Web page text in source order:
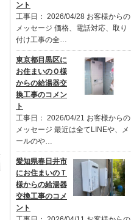
ント
工事日： 2026/04/28 お客様からの
メッセージ 価格、電話対応、取り
付け工事の全…
東京都目黒区に
お住まいのＯ様
からの給湯器交
換工事のコメン
ト
工事日： 2026/04/21 お客様からの
メッセージ 最近は全てLINEや、メ
ールのや…
愛知県春日井市
にお住まいのＴ
様からの給湯器
交換工事のコメ
ント